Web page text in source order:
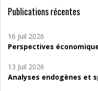
Publications récentes
16 Juil 2026
Perspectives
13 Juil 2026
Analyses endogènes et